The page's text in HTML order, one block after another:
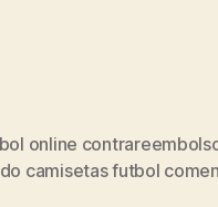
online
camisetas futbol